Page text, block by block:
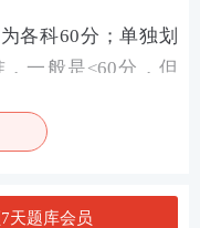
各科60分；单独划
一般是≤60分，但
分备考，尽量达到6
划线地区有哪些?
天题库会员